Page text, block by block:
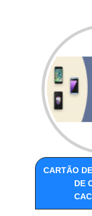
CARTÃO
DE